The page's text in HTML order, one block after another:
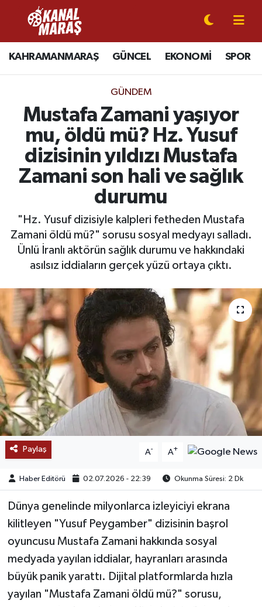
KAHRAMANMARAŞ GÜNCEL EKONOMİ SPOR
GÜNDEM
Mustafa Zamani yaşıyor
mu, öldü mü? Hz. Yusuf
dizisinin yıldızı Mustafa
Zamani son hali ve sağlık
durumu
"Hz. Yusuf dizisiyle kalpleri fetheden Mustafa
Zamani öldü mü?" sorusu sosyal medyayı salladı.
Ünlü İranlı aktörün sağlık durumu ve hakkındaki
asılsız iddiaların gerçek yüzü ortaya çıktı.
Paylaş A- A+
Haber Editörü 02.07.2026 - 22:39 Okunma Süresi: 2 Dk
Dünya genelinde milyonlarca izleyiciyi ekrana
kilitleyen "Yusuf Peygamber" dizisinin başrol
oyuncusu Mustafa Zamani hakkında sosyal
medyada yayılan iddialar, hayranları arasında
büyük panik yarattı. Dijital platformlarda hızla
yayılan "Mustafa Zamani öldü mü?" sorusu,
CANLI YAYIN
KAHRAMANMARAŞ
SPOR
SİYASET
GÜNDEM
MAGAZİN
EĞİTİM
BÖLGE
KEŞFET
POPÜLER
DÜNYA
MEDYA
OTOMOTİV
TEKNOLOJİ
YAŞAM
Kahramanmaraş Nöbetçi Eczaneler
Kahramanmaraş Hava Durumu
Kahramanmaraş Namaz Vakitleri
Kahramanmaraş Trafik Yoğunluk Haritası
Süper Lig Puan Durumu ve Fikstür
Tüm Manşetler
Son Dakika Haberleri
Haber Arşivi